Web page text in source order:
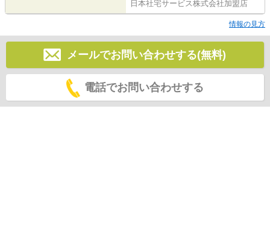
日本社宅サービス株式会社加盟店
情報の見方
メールでお問い合わせする(無料)
電話でお問い合わせする